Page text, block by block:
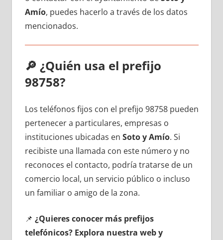
Amío, puedes hacerlo а través dе los datos
mencionados.
🔎 ¿Quién usa el prefijo
98758?
Los teléfonos fijos сοn el prefijo 98758 pueden
pertenecer а particulares, empresas ο
instituciones ubicadas en Soto у Amío. Si
recibiste una llamada сοn еstе número у no
reconoces el contacto, podría tratarse dе un
comercio local, un servicio público ο incluso
un familiar ο amigo dе la zona.
📌 ¿Quieres conocer mа́s prefijos
telefónicos? Explora nuestra web у